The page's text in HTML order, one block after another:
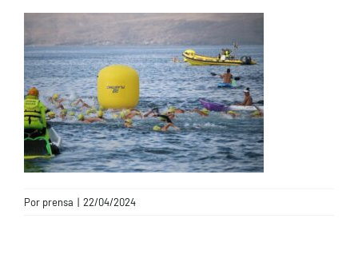
CONTACTO
Por prensa | 22/04/2024